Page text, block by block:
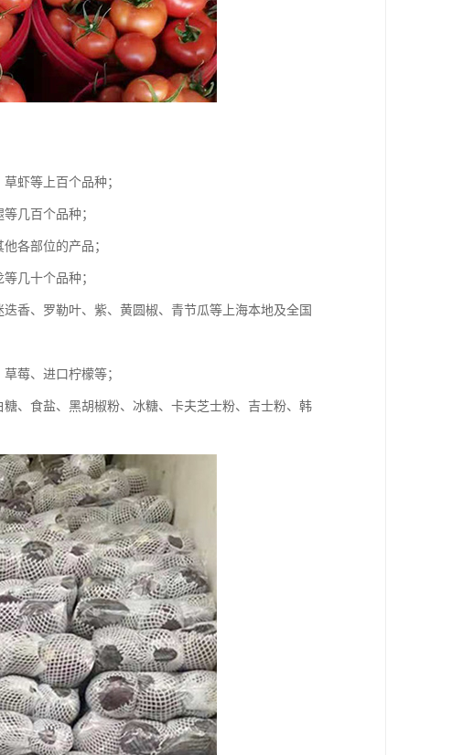
虾等上百个品种；
几百个品种；
各部位的产品；
几十个品种；
香、罗勒叶、紫、黄圆椒、青节瓜等上海本地及全国
莓、进口柠檬等；
、食盐、黑胡椒粉、冰糖、卡夫芝士粉、吉士粉、韩